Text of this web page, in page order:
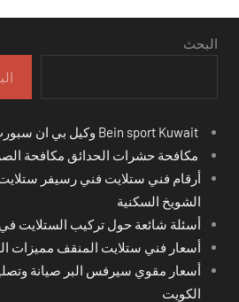
البحث
مكافحة حشرات الحدائق مكافحة
أرقام فني ستلايت فني رسيفر
الشويخ السكنية
أسئلة شائعة حول تركيب الستلايت في
أسعار فني ستلايت المنقف مميزات
أسعار مقوي سيرفس البر صيانة
الكويت